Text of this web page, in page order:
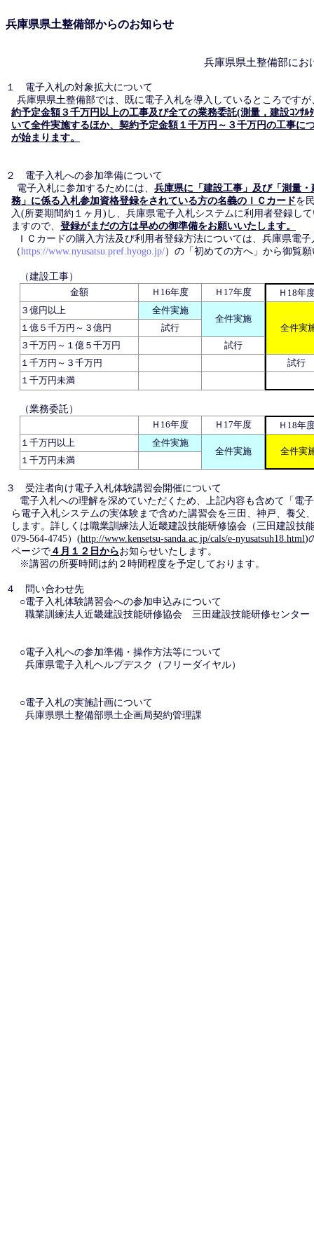
兵庫県県土整備部からのお知らせ
兵庫県県土整備部にお
１ 電子入札の対象拡大について
兵庫県県土整備部では、既に電子入札を導入しているところですが
約予定金額３千万円以上の工事及び全ての業務委託(測量，建設ｺﾝｻﾙ
いて全件実施するほか、契約予定金額１千万円～３千万円の工事に
が始まります。
２ 電子入札への参加準備について
電子入札に参加するためには、 兵庫県に「建設工事」及び「測量・
務」に係る入札参加資格登録をされている方の名義のＩＣカードを
入(所要期間約１ヶ月)し、兵庫県電子入札システムに利用者登録し
ますので、 登録がまだの方は早めの御準備をお願いいたします。
ＩＣカードの購入方法及び利用者登録方法については、兵庫県電子
（https://www.nyusatsu.pref.hyogo.jp/）の「初めての方へ」から御覧
（建設工事）
金額
Ｈ16年度 Ｈ17年度
Ｈ18年
３億円以上
全件実施
全件実施
全件実
１億５千万円～３億円
試行
３千万円～１億５千万円
試行
１千万円～３千万円
試行
１千万円未満
（業務委託）
Ｈ16年度
Ｈ17年度
Ｈ18年
１千万円以上
全件実施
全件実施
全件実
１千万円未満
３ 受注者向け電子入札体験講習会開催について
電子入札への理解を深めていただくため、上記内容も含めて「電
ら電子入札システムの実体験まで含めた講習会を三田、神戸、養父
します。詳しくは職業訓練法人近畿建設技能研修協会（三田建設技
079-564-4745）(http://www.kensetsu-sanda.ac.jp/cals/e-nyusatsuh18.html)
ページで ４月１２日からお知らせいたします。
※講習の所要時間は約２時間程度を予定しております。
４ 問い合わせ先
○電子入札体験講習会への参加申込みについて
職業訓練法人近畿建設技能研修協会 三田建設技能研修センター
○電子入札への参加準備・操作方法等について
兵庫県電子入札ヘルプデスク（フリーダイヤル）
○電子入札の実施計画について
兵庫県県土整備部県土企画局契約管理課